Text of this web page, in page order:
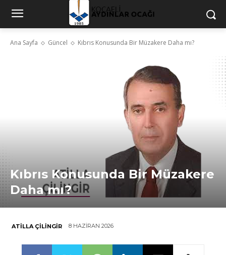
Ana Sayfa Güncel Kıbrıs Konusunda Bir Müzakere Daha mı?
Kıbrıs Konusunda Bir Müzakere
Daha mı?
ATILLA ÇILINGIR 8 HAZIRAN 2026